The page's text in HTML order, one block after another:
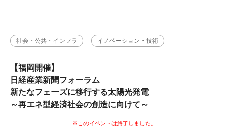
社会・公共・インフラ イノベーション・技術
【福岡開催】
日経産業新聞フォーラム
新たなフェーズに移行する太陽光発電
～再エネ型経済社会の創造に向けて～